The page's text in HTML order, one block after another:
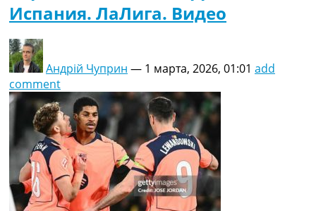
Испания. ЛаЛига. Видео
Андрій Чуприн — 1 марта, 2026, 01:01 add
comment